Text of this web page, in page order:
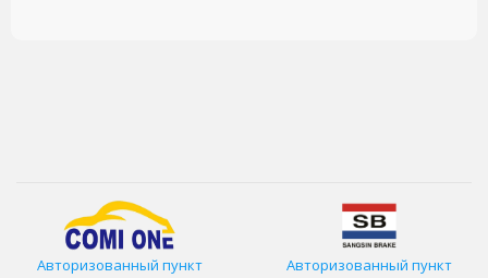
Авторизованный пункт
Авторизованный пункт